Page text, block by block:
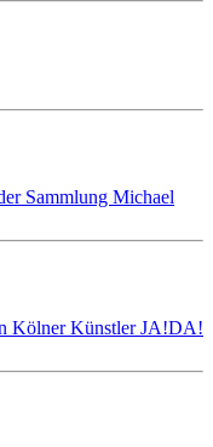
Sammlung Michael
Kölner Künstler JA!DA!